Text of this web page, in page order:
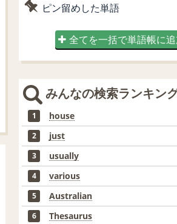
ピン留めした単語
全てを一括で単語帳に
みんなの検索ランキン
1 house
2 just
3 usually
4 various
5 Australian
6 Thesaurus